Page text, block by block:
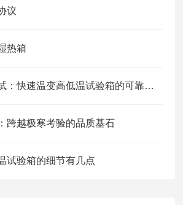
议
热箱
加速产品老化测试：快速温变高低温试验箱的可靠性评估解决方案
跨越极寒考验的品质基石
试验箱的细节有几点